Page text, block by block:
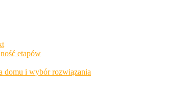
etapów
domu i wybór rozwiązania